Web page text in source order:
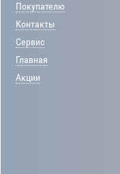
Покупателю
Контакты
Сервис
Главная
Акции